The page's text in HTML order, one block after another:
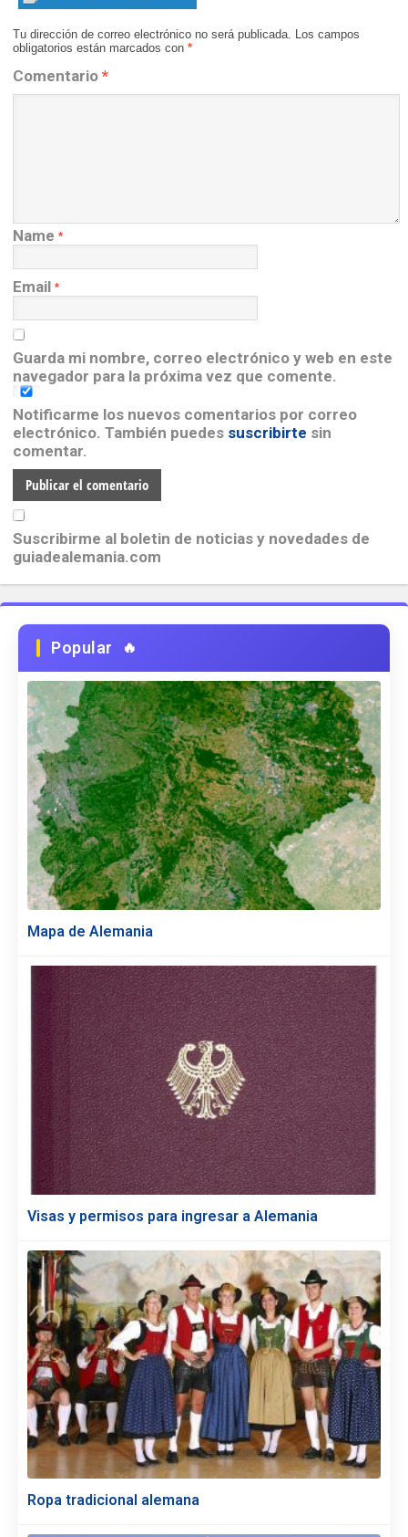
Tu dirección de correo electrónico no será publicada. Los campos
obligatorios están marcados con *
Comentario *
Name *
Email *
Guarda mi nombre, correo electrónico y web en este
navegador para la próxima vez que comente.
Notificarme los nuevos comentarios por correo
electrónico. También puedes suscribirte sin
comentar.
Suscribirme al boletin de noticias y novedades de
guiadealemania.com
Popular
Mapa de Alemania
Visas y permisos para ingresar a Alemania
Ropa tradicional alemana